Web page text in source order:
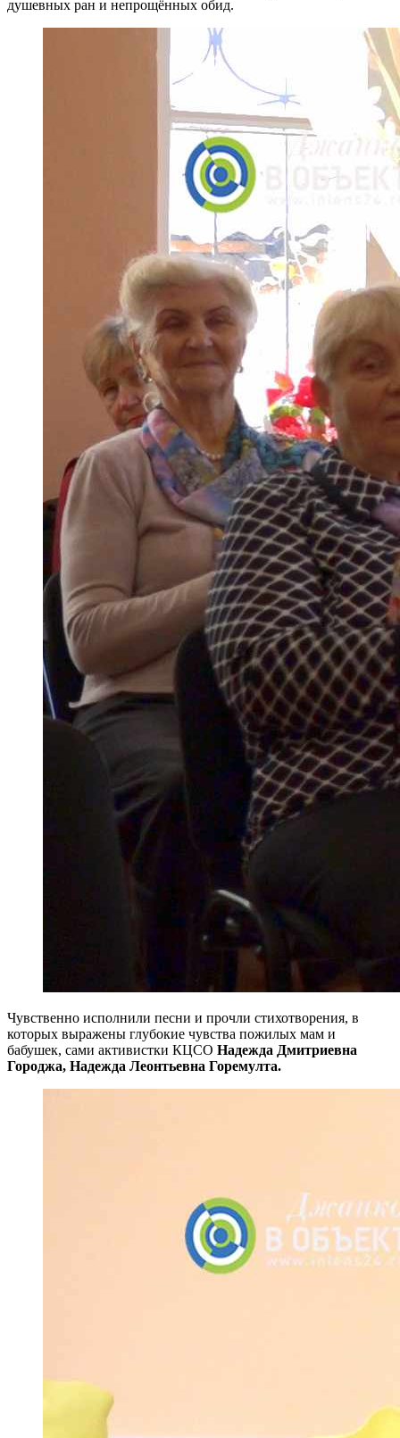
душевных ран и непрощённых обид.
Чувственно исполнили песни и прочли стихотворения, в
которых выражены глубокие чувства пожилых мам и
бабушек, сами активистки КЦСО Надежда Дмитриевна
Городжа, Надежда Леонтьевна Горемулта.